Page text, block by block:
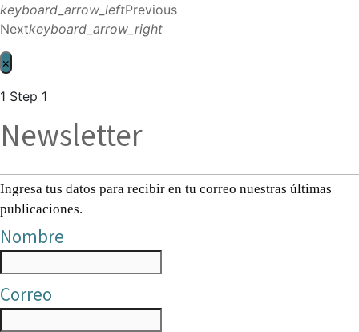
keyboard_arrow_leftPrevious
Nextkeyboard_arrow_right
×
1 Step 1
Newsletter
Ingresa tus datos para recibir en tu correo nuestras últimas
publicaciones.
Nombre
Correo